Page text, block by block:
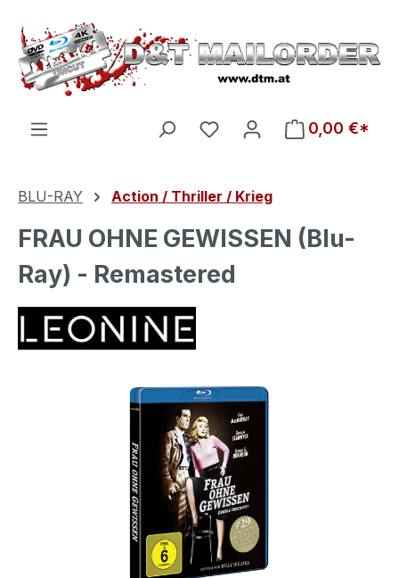
Zum Hauptinhalt springen
Du hast 0 Produkte auf
0,00 €*
BLU-RAY Action / Thriller / Krieg
FRAU OHNE GEWISSEN (Blu-
Ray) - Remastered
Bildergalerie überspringen